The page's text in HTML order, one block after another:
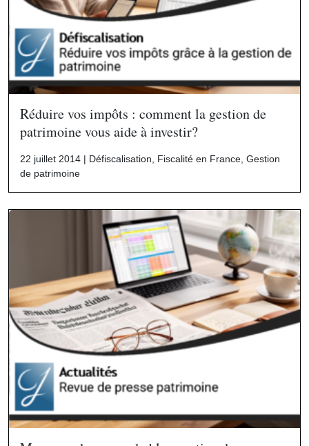
Réduire vos impôts : comment la gestion de
patrimoine vous aide à investir?
22 juillet 2014 | Défiscalisation Fiscalité en France Gestion
de patrimoine